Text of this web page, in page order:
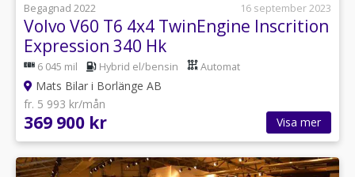
Begagnad 2022
16 september 2023
Volvo V60 T6 4x4 TwinEngine Inscrition
Expression 340 Hk
6 045 mil Hybrid el/bensin Automat
Mats Bilar i Borlänge AB
fr. 5 993 kr/mån
369 900 kr Visa mer